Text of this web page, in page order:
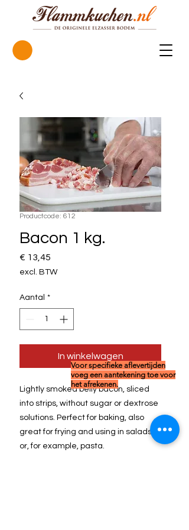
Productcode: 612
Bacon 1 kg.
€ 13,45
excl. BTW
Aantal *
In winkelwagen
Lightly smoked belly bacon, sliced
into strips, without sugar or dextrose
solutions. Perfect for baking, also
great for frying and using in salads
or, for example, pasta.
Voor specifieke aflevertijden
voeg een aantekening toe voor
het afrekenen.